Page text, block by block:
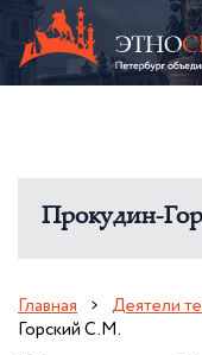
Прокудин-
Главная Деятели
Горский С.М.